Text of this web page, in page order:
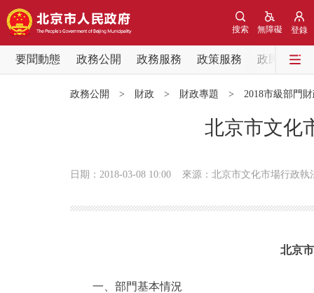
登錄
無障礙
搜索
要聞動態 政務公開 政務服務 政策服務
政民互動
政務公開 > 財政 > 財政專題 > 2018市級部門
北京市文化
日期：2018-03-08 10:00 來源：北京市文化市場行政執
北京
一、部門基本情況